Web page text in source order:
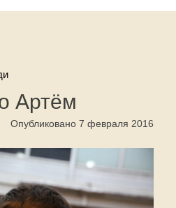
Артём
Опубликовано 7 февраля 2016